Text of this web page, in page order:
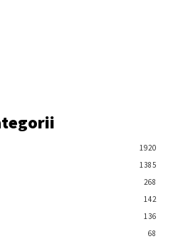
1920
1385
268
142
136
68